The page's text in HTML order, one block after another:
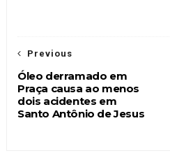
Previous
Óleo derramado em
Praça causa ao menos
dois acidentes em
Santo Antônio de Jesus